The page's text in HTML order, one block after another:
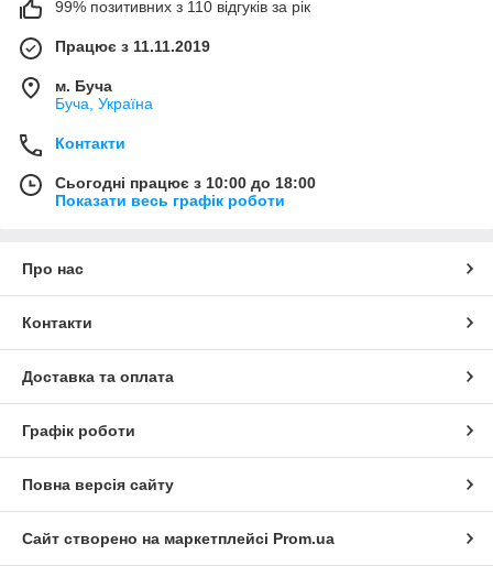
99% позитивних з 110 відгуків за рік
Працює з 11.11.2019
м. Буча
Буча, Україна
Контакти
Сьогодні працює з 10:00 до 18:00
Показати весь графік роботи
Про нас
Контакти
Доставка та оплата
Графік роботи
Повна версія сайту
Сайт створено на маркетплейсі Prom.ua